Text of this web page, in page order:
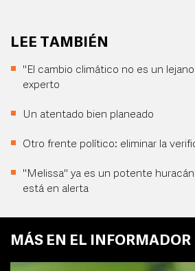
LEE TAMBIÉN
"El cambio climático no es un
experto
Un atentado bien planeado
Otro frente político: eliminar la
"Melissa" ya es un potente
está en alerta
MÁS EN EL INFORMADOR